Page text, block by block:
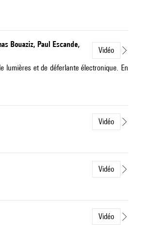
Bouaziz, Paul Escande,
Vidéo
lumières et de déferlante électronique. En
Vidéo
Vidéo
Vidéo